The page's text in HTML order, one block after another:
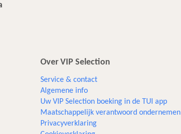
Over VIP Selection
Service & contact
Algemene info
Uw VIP Selection boeking in de TUI app
Maatschappelijk verantwoord ondernemen
Privacyverklaring